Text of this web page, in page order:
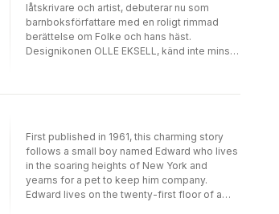
låtskrivare och artist, debuterar nu som
barnboksförfattare med en roligt rimmad
berättelse om Folke och hans häst.
Designikonen OLLE EKSELL, känd inte minst
sextiotalet. Med Lars Winnerbäcks nya text
First published in 1961, this charming story
follows a small boy named Edward who lives
in the soaring heights of New York and
yearns for a pet to keep him company.
Edward lives on the twenty-first floor of a